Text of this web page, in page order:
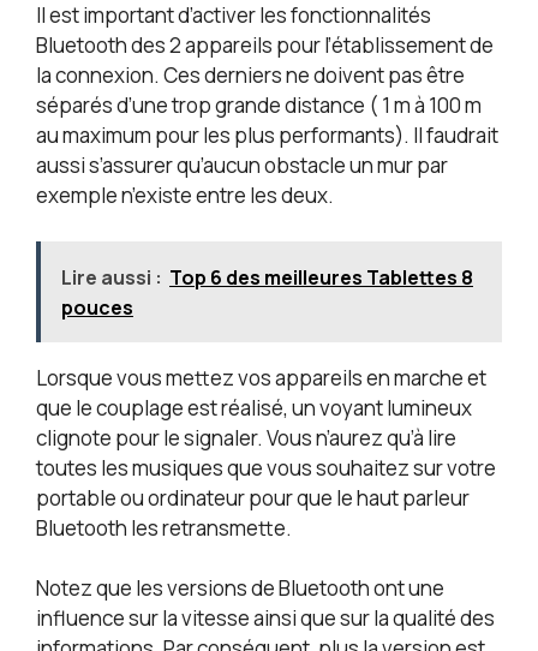
Il est important d’activer les fonctionnalités
Bluetooth des 2 appareils pour l’établissement de
la connexion. Ces derniers ne doivent pas être
séparés d’une trop grande distance ( 1 m à 100 m
au maximum pour les plus performants). Il faudrait
aussi s’assurer qu’aucun obstacle un mur par
exemple n’existe entre les deux.
Lire aussi : Top 6 des meilleures Tablettes 8
pouces
Lorsque vous mettez vos appareils en marche et
que le couplage est réalisé, un voyant lumineux
clignote pour le signaler. Vous n’aurez qu’à lire
toutes les musiques que vous souhaitez sur votre
portable ou ordinateur pour que le haut parleur
Bluetooth les retransmette.
Notez que les versions de Bluetooth ont une
influence sur la vitesse ainsi que sur la qualité des